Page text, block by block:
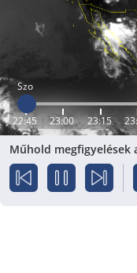
Szo
22:45 23:00 23:15
Műhold megfigyelések